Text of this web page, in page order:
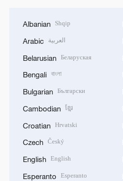
Albanian Shqip
Arabic العربية
Belarusian Беларуская
Bengali বাংলা
Bulgarian Български
Cambodian ខ្មែរ
Croatian Hrvatski
Czech Český
English English
Esperanto Esperanto